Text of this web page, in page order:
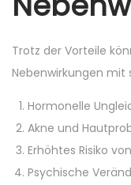
Trotz der Vorteile
Nebenwirkungen mit
Hormonelle
Akne und
Erhöhtes Risiko
Psychische